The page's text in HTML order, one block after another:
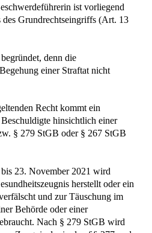
ist vorliegend
des Grundrechtseingriffs (Art. 13
denn die
einer Straftat nicht
Recht kommt ein
hinsichtlich einer
§ 279 StGB oder § 267 StGB
23. November 2021 wird
herstellt oder ein
und zur Täuschung im
Behörde oder einer
Nach § 279 StGB wird